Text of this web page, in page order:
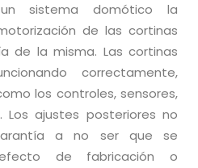
sistema domótico la
de las cortinas
de la misma. Las cortinas
correctamente,
los controles, sensores,
ajustes posteriores no
a no ser que se
de fabricación o